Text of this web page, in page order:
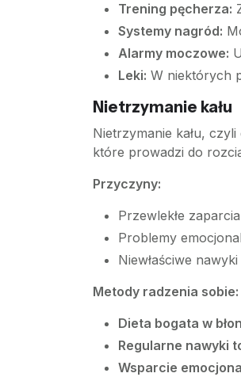
Trening pęcherza:
Systemy nagród:
Alarmy moczowe:
Leki: W niektórych
Nietrzymanie kału
Nietrzymanie kału,
które prowadzi do
Przyczyny:
Przewlekłe
Problemy
Niewłaściwe
Metody radzenia sobie:
Dieta bogata w
Regularne nawyki
Wsparcie